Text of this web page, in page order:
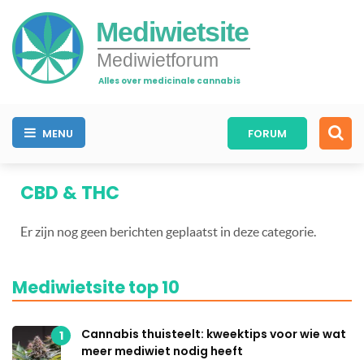
Mediwietsite
Mediwietforum
Alles over medicinale cannabis
MENU FORUM
CBD & THC
Er zijn nog geen berichten geplaatst in deze categorie.
Mediwietsite top 10
1
Cannabis thuisteelt: kweektips voor wie wat
meer mediwiet nodig heeft